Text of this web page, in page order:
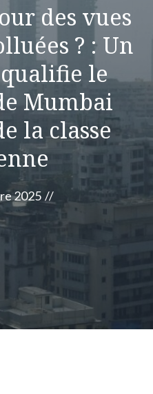
des vues
? : Un
le
Mumbai
la classe
2025 //